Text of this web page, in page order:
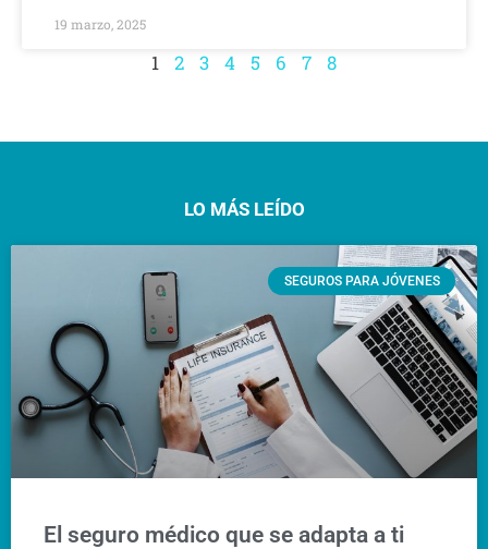
19 marzo, 2025
1 2 3 4 5 6 7 8
LO MÁS LEÍDO
SEGUROS PARA JÓVENES
El seguro médico que se adapta a ti